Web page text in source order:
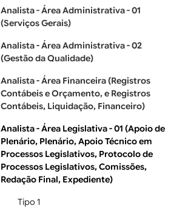
Analista - Área Administrativa - 01
(Serviços Gerais)
Analista - Área Administrativa - 02
(Gestão da Qualidade)
Analista - Área Financeira (Registros
Contábeis e Orçamento, e Registros
Contábeis, Liquidação, Financeiro)
Analista - Área Legislativa - 01 (Apoio de
Plenário, Plenário, Apoio Técnico em
Processos Legislativos, Protocolo de
Processos Legislativos, Comissões,
Redação Final, Expediente)
Tipo 1